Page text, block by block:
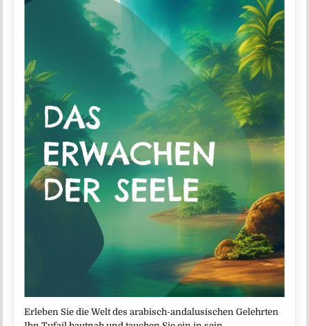
Erleben Sie die Welt des arabisch-andalusischen Gelehrten